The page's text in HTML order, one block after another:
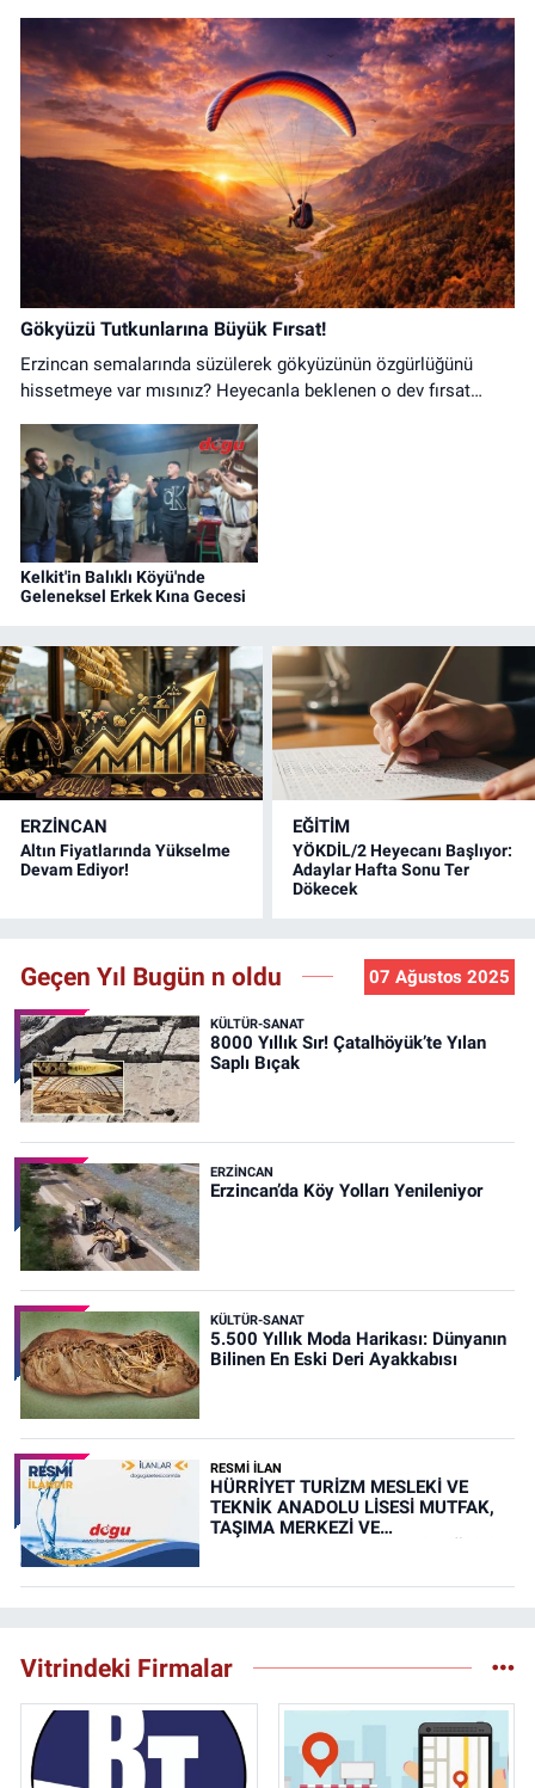
Gökyüzü Tutkunlarına Büyük Fırsat!
Erzincan semalarında süzülerek gökyüzünün özgürlüğünü
hissetmeye var mısınız? Heyecanla beklenen o dev fırsat
Kelkit'in Balıklı Köyü'nde
Geleneksel Erkek Kına Gecesi
ERZINCAN
Altın Fiyatlarında Yükselme
Devam Ediyor!
EĞİTİM
YÖKDİL/2 Heyecanı Başlıyor:
Adaylar Hafta Sonu Ter
Dökecek
Geçen Yıl Bugün n oldu 07 Ağustos 2025
KÜLTÜR-SANAT
8000 Yıllık Sır! Çatalhöyük’te Yılan
Saplı Bıçak
ERZINCAN
Erzincan’da Köy Yolları Yenileniyor
KÜLTÜR-SANAT
5.500 Yıllık Moda Harikası: Dünyanın
Bilinen En Eski Deri Ayakkabısı
RESMİ İLAN
HÜRRİYET TURİZM MESLEKİ VE
TEKNİK ANADOLU LİSESİ MUTFAK,
TAŞIMA MERKEZİ VE
Vitrindeki Firmalar